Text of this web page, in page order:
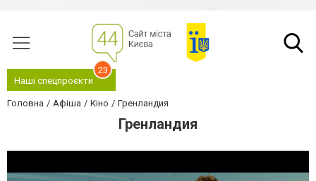
Наші спецпроєкти
23
Головна Афіша Кіно Гренландия
Гренландия